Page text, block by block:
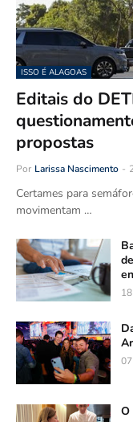
ISSO É ALAGOAS
Editais do
propostas
Por Larissa Nascimento -
Certames para
movimentam …
O